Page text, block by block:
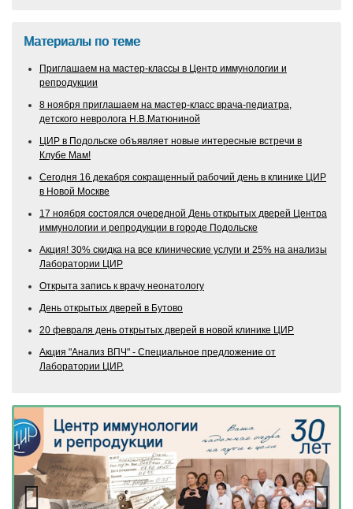
Материалы по теме
Приглашаем на мастер-классы в Центр иммунологии и
репродукции
8 ноября приглашаем на мастер-класс врача-педиатра,
детского невролога Н.В.Матюниной
ЦИР в Подольске объявляет новые интересные встречи в
Клубе Мам!
Сегодня 16 декабря сокращенный рабочий день в клинике ЦИР
в Новой Москве
17 ноября состоялся очередной День открытых дверей Центра
иммунологии и репродукции в городе Подольске
Акция! 30% скидка на все клинические услуги и 25% на анализы
Лаборатории ЦИР
Открыта запись к врачу неонатологу
День открытых дверей в Бутово
20 февраля день открытых дверей в новой клинике ЦИР
Акция "Анализ ВПЧ" - Специальное предложение от
Лаборатории ЦИР.